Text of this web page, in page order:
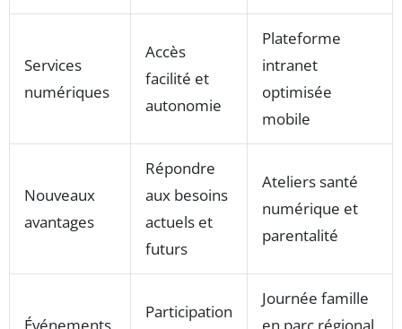
Services
numériques
Accès
facilité et
autonomie
Plateforme
intranet
optimisée
mobile
Nouveaux
avantages
Répondre
aux besoins
actuels et
futurs
Ateliers santé
numérique et
parentalité
Participation
Journée famille